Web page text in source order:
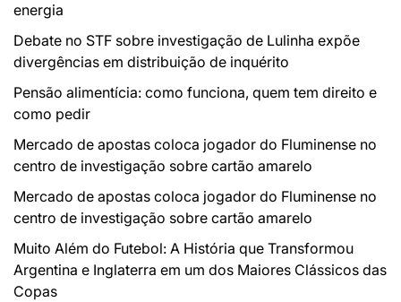
energia
Debate no STF sobre investigação de Lulinha expõe
divergências em distribuição de inquérito
Pensão alimentícia: como funciona, quem tem direito e
como pedir
Mercado de apostas coloca jogador do Fluminense no
centro de investigação sobre cartão amarelo
Mercado de apostas coloca jogador do Fluminense no
centro de investigação sobre cartão amarelo
Muito Além do Futebol: A História que Transformou
Argentina e Inglaterra em um dos Maiores Clássicos das
Copas